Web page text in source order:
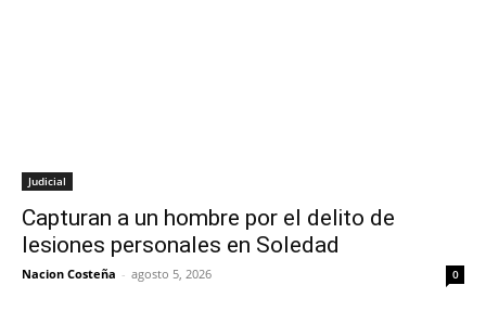
Judicial
Capturan a un hombre por el delito de
lesiones personales en Soledad
Nacion Costeña - agosto 5, 2026 0